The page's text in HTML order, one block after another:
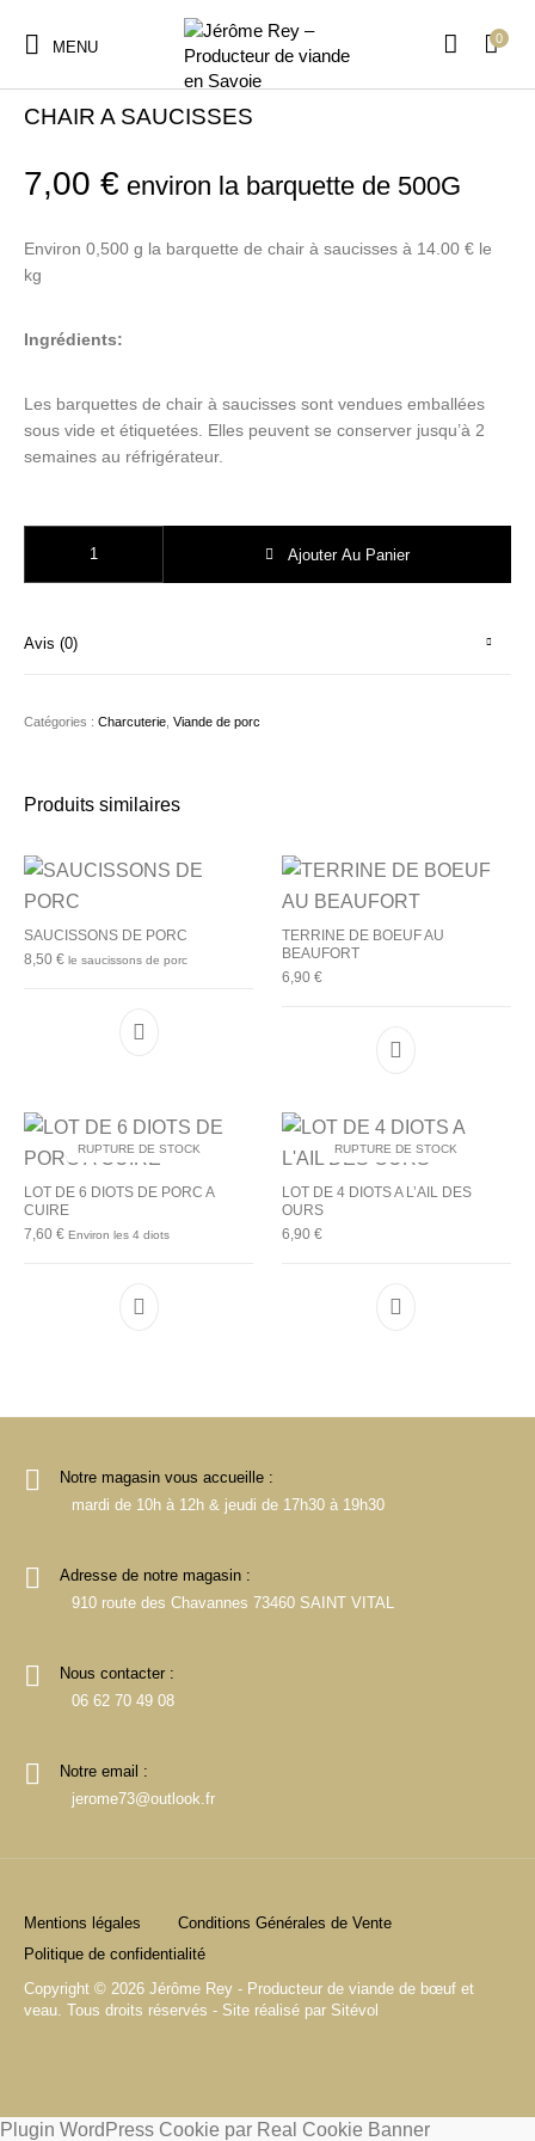
MENU
0
CHAIR A SAUCISSES
7,00€ environ la barquette de 500G
Environ 0,500 g la barquette de chair à saucisses à 14.00 € le
kg
Ingrédients:
Les barquettes de chair à saucisses sont vendues emballées
sous vide et étiquetées. Elles peuvent se conserver jusqu’à 2
semaines au réfrigérateur.
Ajouter Au Panier
Avis (0)
Catégories :Charcuterie ,Viande de porc
Produits similaires
SAUCISSONS DE PORC
8,50€ le saucissons de porc
TERRINE DE BOEUF AU
BEAUFORT
6,90 €
RUPTURE DE STOCK
LOT DE 6 DIOTS DE PORC A
CUIRE
7,60€ Environ les 4 diots
RUPTURE DE STOCK
LOT DE 4 DIOTS A L’AIL DES
OURS
6,90 €
Notre magasin vous accueille :
mardi de 10h à 12h & jeudi de 17h30 à 19h30
Adresse de notre magasin :
910 route des Chavannes 73460 SAINT VITAL
Nous contacter :
06 62 70 49 08
Notre email :
jerome73@outlook.fr
Mentions légales
Conditions Générales de Vente
Politique de confidentialité
Copyright © 2026 Jérôme Rey - Producteur de viande de bœuf et
veau. Tous droits réservés - Site réalisé par Sitévol
Plugin WordPress Cookie par Real Cookie Banner